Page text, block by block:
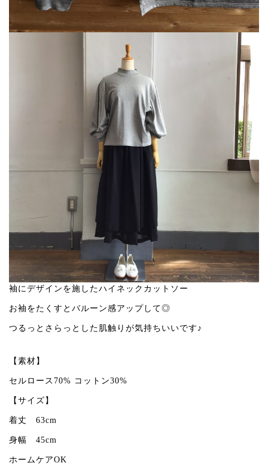
袖にデザインを施したハイネックカットソー
お袖をたくすとバルーン感アップして◎
つるっとさらっとした肌触りが気持ちいいです♪
【素材】
セルロース70% コットン30%
【サイズ】
着丈 63cm
身幅 45cm
ホームケアOK